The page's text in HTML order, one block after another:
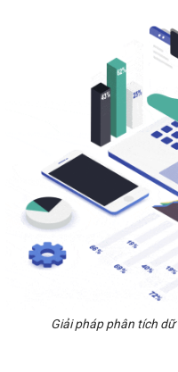
Giải pháp phân tích